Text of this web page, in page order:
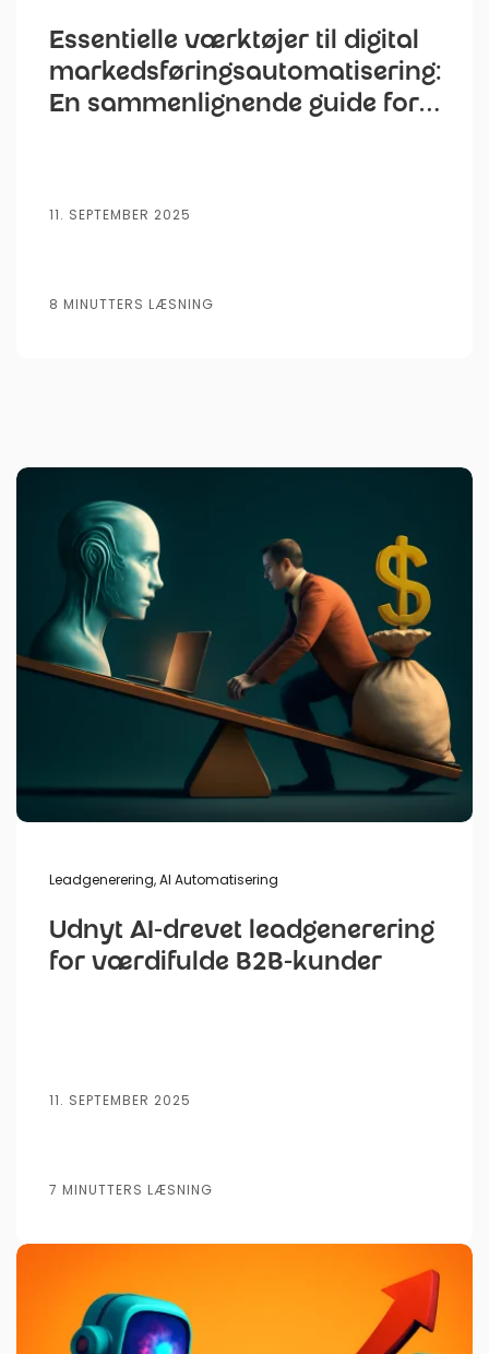
Essentielle værktøjer til digital
markedsføringsautomatisering:
En sammenlignende guide for
11. SEPTEMBER 2025
8 MINUTTERS LÆSNING
Udgivet af
Leadgenerering,AI Automatisering
Udnyt AI-drevet leadgenerering
for værdifulde B2B-kunder
11. SEPTEMBER 2025
7 MINUTTERS LÆSNING